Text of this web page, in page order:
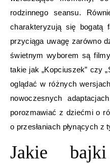
rodzinnego seansu.
charakteryzują się bogatą
przyciąga uwagę zarówno
świetnym wyborem są
takie jak „Kopciuszek” czy
oglądać w różnych
nowoczesnych
porozmawiać z dziećmi o
o przesłaniach płynących z
Jakie